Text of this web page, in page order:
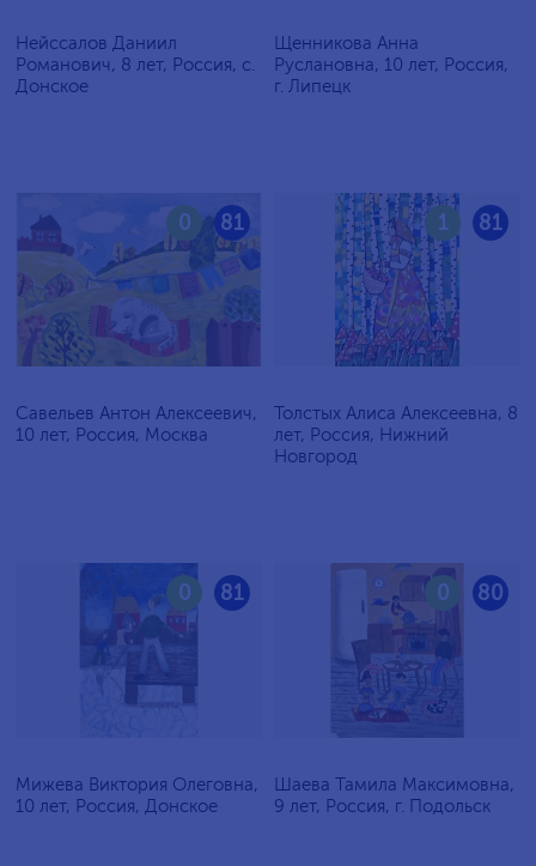
Нейссалов Даниил
Романович, 8 лет, Россия, с.
Донское
Щенникова Анна
Руслановна, 10 лет, Россия,
г. Липецк
81
0
Савельев Антон Алексеевич,
10 лет, Россия, Москва
81
1
Толстых Алиса Алексеевна, 8
лет, Россия, Нижний
Новгород
81
0
Мижева Виктория Олеговна,
10 лет, Россия, Донское
80
0
Шаева Тамила Максимовна,
9 лет, Россия, г. Подольск